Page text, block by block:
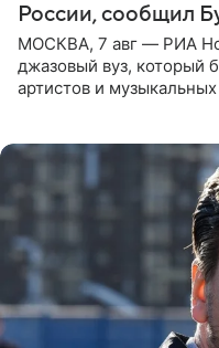
России, сообщил
МОСКВА, 7 авг — РИА
джазовый вуз, который
артистов и